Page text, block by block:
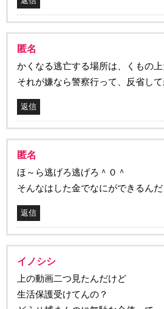
匿名
かくなる逃亡する場所は、くもの
それが嫌なら警察行って、反省し
返信
匿名
ほ～ら逃げろ逃げろ＾０＾
そんなはした金でなにができるん
返信
イノシシ
上の動画二つ見たんだけど
生活保護受けてんの？